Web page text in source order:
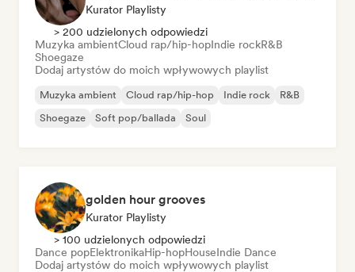
Kurator Playlisty
> 200 udzielonych odpowiedzi
Muzyka ambientCloud rap/hip-hopIndie rockR&B
Shoegaze
Dodaj artystów do moich wpływowych playlist
Muzyka ambient Cloud rap/hip-hop Indie rock
R&B
Shoegaze
Soft pop/ballada Soul
golden hour grooves
Kurator Playlisty
> 100 udzielonych odpowiedzi
Dance popElektronikaHip-hopHouseIndie Dance
Dodaj artystów do moich wpływowych playlist